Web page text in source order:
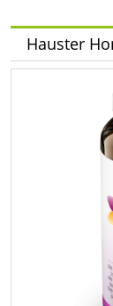
Hauster